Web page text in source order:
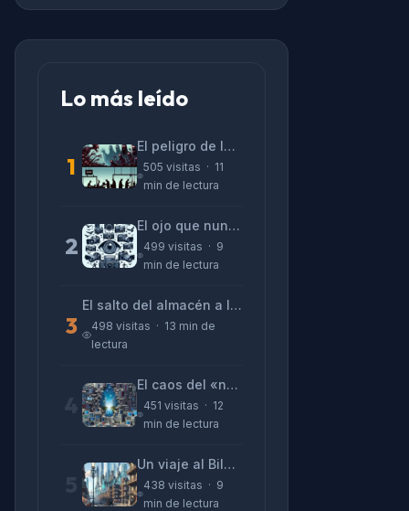
Lo más leído
1
El peligro de las «alucinaciones» y el CV prefabricado
505 visitas · 11
min de lectura
2
El ojo que nunca parpadea: lo que nos cuentan las cámaras de Lizeth Marzano
499 visitas · 9
min de lectura
3
El salto del almacén a la terminal: La realidad de reinventarse en tecnología
498 visitas · 13 min de
lectura
El caos del «no funciona nada» y la realidad tras la pantalla
451 visitas · 12
min de lectura
Un viaje al Bilbao de 2026 con sabor a 1895
438 visitas · 9
min de lectura